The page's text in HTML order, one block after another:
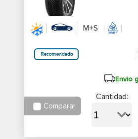
M+S
Recomendado
Envio
Comparar
Cantidad: